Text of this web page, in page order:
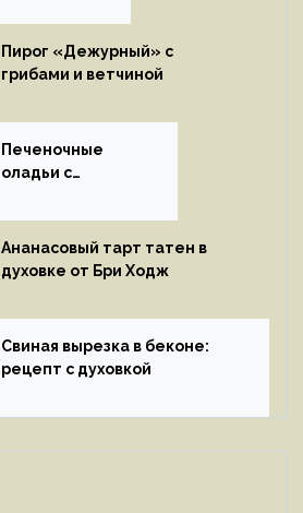
Пирог «Дежурный» с
грибами и ветчиной
Печеночные
оладьи с
Ананасовый тарт татен в
духовке от Бри Ходж
Свиная вырезка в беконе:
рецепт с духовкой